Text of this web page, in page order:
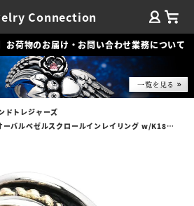
Connection
お荷物のお届け・お問い合わせ業務について
ドトレジャーズ
ング w/K18ウルフ&クロス＆ロープエッジ/スティングレイ w/ダイヤモンド（サイド）（ブラック）